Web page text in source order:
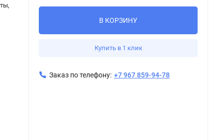
В КОРЗИНУ
Купить в 1 клик
Заказ по телефону: +7 967 859-94-78